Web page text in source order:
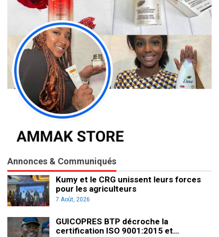
Annonces & Communiqués
Kumy et le CRG unissent leurs forces
pour les agriculteurs
7 Août, 2026
GUICOPRES BTP décroche la
certification ISO 9001:2015 et…